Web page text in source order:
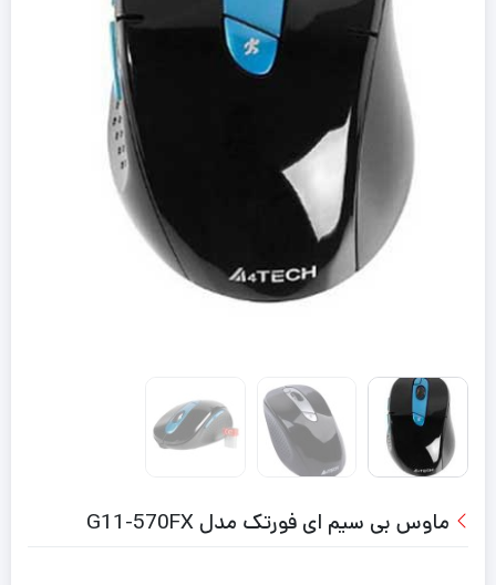
ماوس بی سیم ای فورتک مدل G11-570FX